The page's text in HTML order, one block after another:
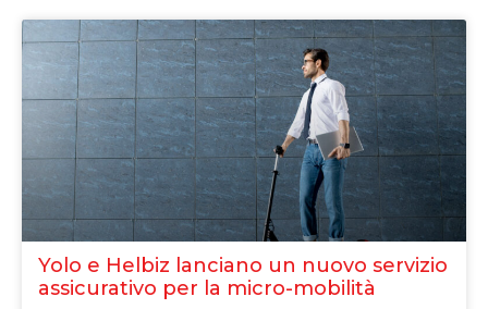
Yolo e Helbiz lanciano un nuovo servizio
assicurativo per la micro-mobilità